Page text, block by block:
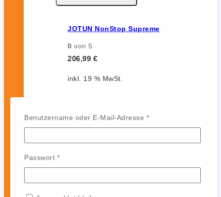
JOTUN NonStop Supreme
0 von 5
206,99 €
inkl. 19 % MwSt.
MERKZETTEL VERGLEICHEN
JOTUN Aqualine Spray
Benutzername oder E-Mail-Adresse *Erforderlich
Passwort *Erforderlich